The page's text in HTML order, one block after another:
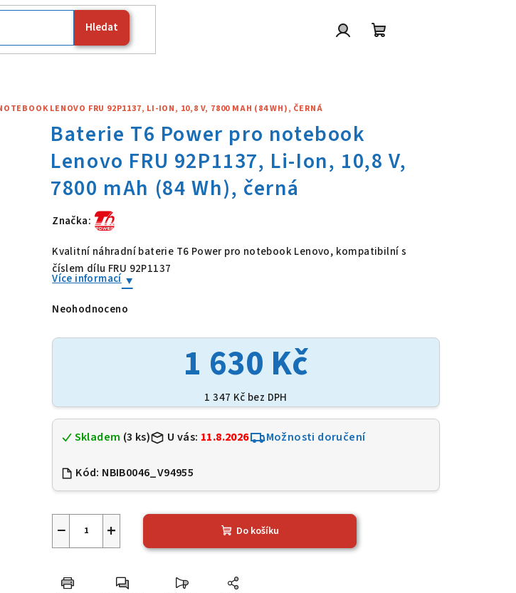
Hledat
LENOVO FRU 92P1137, LI-ION, 10,8 V, 7800 MAH (84 WH), ČERNÁ
Značka:
Baterie T6 Power pro notebook Lenovo
Kvalitní náhradní baterie T6 Power pro notebook Lenovo, kompatibilní s
číslem dílu FRU 92P1137
Více informací
Průměrné
produktu
je
Neohodnoceno
1 630 Kč
1 347 Kč bez DPH
Skladem (3 ks) U vás: 11.8.2026 Možnosti doručení
Kód: NBIB0046_V94955
+
− Do košíku